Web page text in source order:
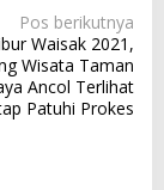
Pos berikutnya
Waisak 2021,
Wisata Taman
Ancol Terlihat
Patuhi Prokes